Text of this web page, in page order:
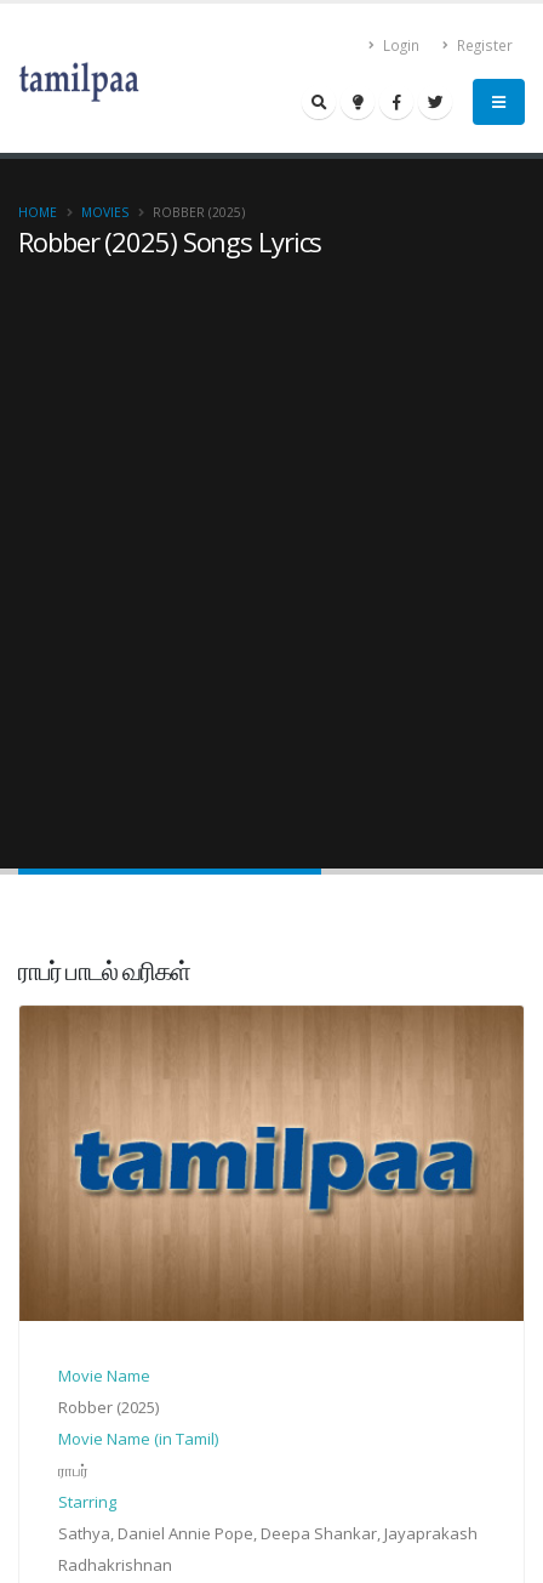
Login Register
Robber (2025) Songs Lyrics
HOME MOVIES ROBBER (2025)
ராபர் பாடல் வரிகள்
Movie Name
Robber (2025)
Movie Name (in Tamil)
ராபர்
Starring
Sathya, Daniel Annie Pope, Deepa Shankar, Jayaprakash
Radhakrishnan